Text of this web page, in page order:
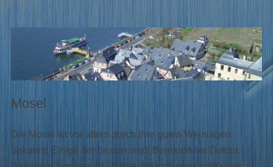
Mosel
Die Mosel ist vor allem durch ihre guten Weinlagen
bekannt. Einige der besten sind: Bernkasteler Doktor,